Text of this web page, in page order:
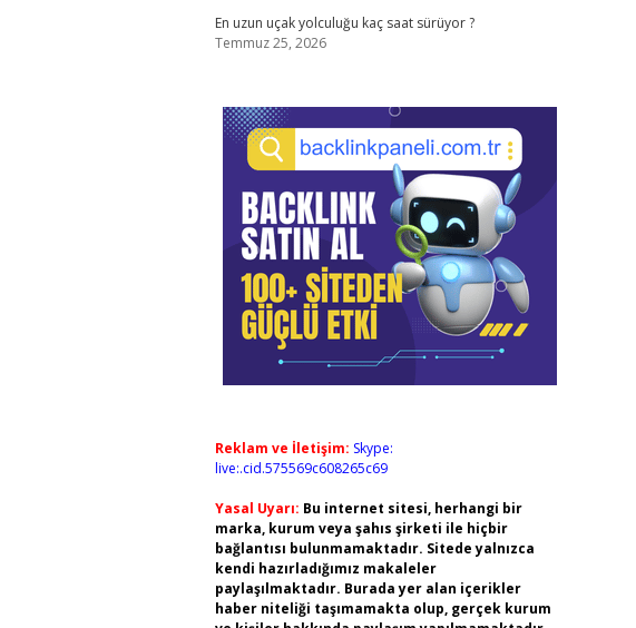
En uzun uçak yolculuğu kaç saat sürüyor ?
Temmuz 25, 2026
Reklam ve İletişim: Skype:
live:.cid.575569c608265c69
Yasal Uyarı: Bu internet sitesi, herhangi bir
marka, kurum veya şahıs şirketi ile hiçbir
bağlantısı bulunmamaktadır. Sitede yalnızca
kendi hazırladığımız makaleler
paylaşılmaktadır. Burada yer alan içerikler
haber niteliği taşımamakta olup, gerçek kurum